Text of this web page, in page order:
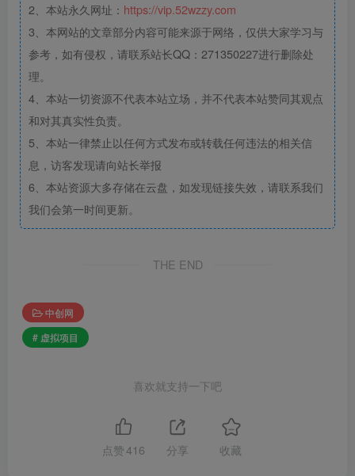
2、本站永久网址： https://vip.52wzzy.com
3、本网站的文章部分内容可能来源于网络，仅供大家学习与
参考，如有侵权，请联系站长QQ：271350227进行删除处
理。
4、本站一切资源不代表本站立场，并不代表本站赞同其观点
和对其真实性负责。
5、本站一律禁止以任何方式发布或转载任何违法的相关信
息，访客发现请向站长举报
6、本站资源大多存储在云盘，如发现链接失效，请联系我们
我们会第一时间更新。
THE END
中创网
# 虚拟项目
喜欢就支持一下吧
点赞416 分享 收藏